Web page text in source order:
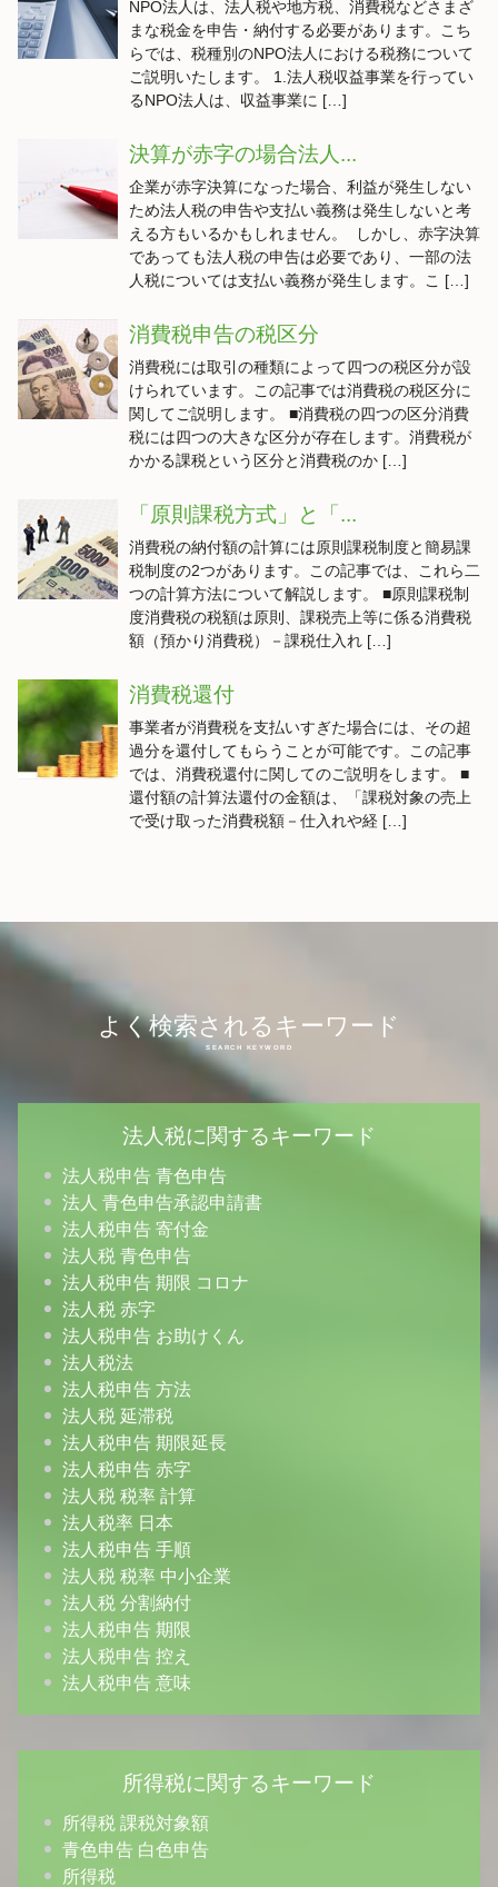
NPO法人は、法人税や地方税、消費税などさまざ
まな税金を申告・納付する必要があります。こち
らでは、税種別のNPO法人における税務について
ご説明いたします。 1.法人税収益事業を行ってい
るNPO法人は、収益事業に […]
決算が赤字の場合法人...
企業が赤字決算になった場合、利益が発生しない
ため法人税の申告や支払い義務は発生しないと考
える方もいるかもしれません。 しかし、赤字決算
であっても法人税の申告は必要であり、一部の法
人税については支払い義務が発生します。こ […]
消費税申告の税区分
消費税には取引の種類によって四つの税区分が設
けられています。この記事では消費税の税区分に
関してご説明します。 ■消費税の四つの区分消費
税には四つの大きな区分が存在します。消費税が
かかる課税という区分と消費税のか […]
「原則課税方式」と「...
消費税の納付額の計算には原則課税制度と簡易課
税制度の2つがあります。この記事では、これら二
つの計算方法について解説します。 ■原則課税制
度消費税の税額は原則、課税売上等に係る消費税
額（預かり消費税）－課税仕入れ […]
消費税還付
事業者が消費税を支払いすぎた場合には、その超
過分を還付してもらうことが可能です。この記事
では、消費税還付に関してのご説明をします。 ■
還付額の計算法還付の金額は、「課税対象の売上
で受け取った消費税額－仕入れや経 […]
よく検索されるキーワード
法人税に関するキーワード
法人税申告 青色申告
法人 青色申告承認申請書
法人税申告 寄付金
法人税 青色申告
法人税申告 期限 コロナ
法人税 赤字
法人税申告 お助けくん
法人税法
法人税申告 方法
法人税 延滞税
法人税申告 期限延長
法人税申告 赤字
法人税 税率 計算
法人税率 日本
法人税申告 手順
法人税 税率 中小企業
法人税 分割納付
法人税申告 期限
法人税申告 控え
法人税申告 意味
所得税に関するキーワード
所得税 課税対象額
青色申告 白色申告
所得税